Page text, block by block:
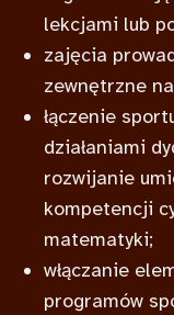
lekcjami lub
zajęcia
zewnętrzne
łączenie
działaniami
rozwijanie
kompetencji
matematyki;
włączanie
programów